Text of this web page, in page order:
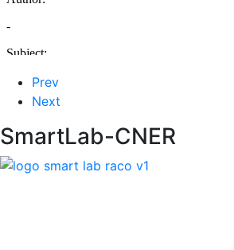
Prev
Next
SmartLab-CNER